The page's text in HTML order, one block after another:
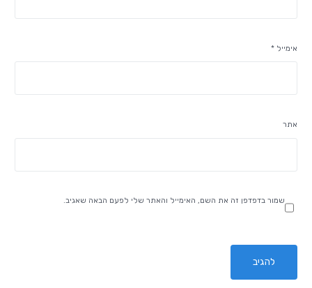
אימייל*
אתר
שמור בדפדפן זה את השם, האימייל והאתר שלי לפעם הבאה שאגיב.